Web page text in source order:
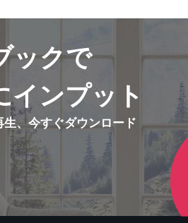
ックで
インプット
、今すぐダウンロード